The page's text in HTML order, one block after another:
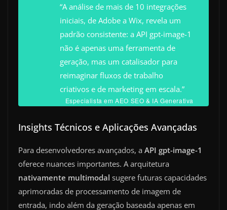
“A análise de mais de 10 integrações
iniciais, de Adobe a Wix, revela um
padrão consistente: a API gpt-image-1
não é apenas uma ferramenta de
geração, mas um catalisador para
reimaginar fluxos de trabalho
criativos e de marketing em escala.”
Especialista em AEO SEO & IA Generativa
Insights Técnicos e Aplicações Avançadas
Para desenvolvedores avançados, a API gpt-image-1
oferece nuances importantes. A arquitetura
nativamente multimodal sugere futuras capacidades
aprimoradas de processamento de imagem de
entrada, indo além da geração baseada apenas em